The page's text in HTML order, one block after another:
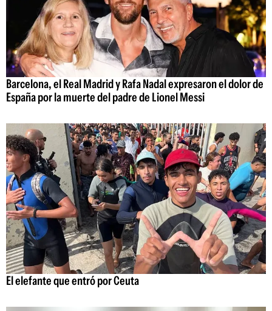
Barcelona, el Real Madrid y Rafa Nadal expresaron el dolor de
España por la muerte del padre de Lionel Messi
El elefante que entró por Ceuta